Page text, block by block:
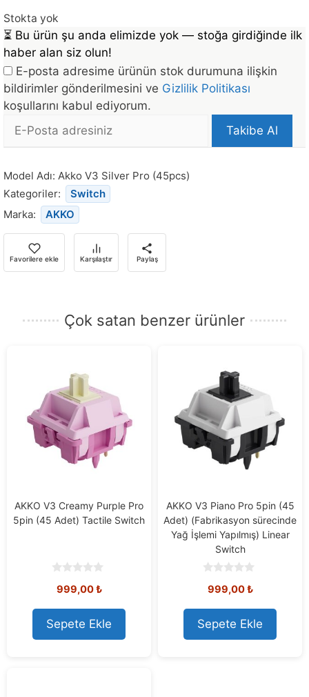
Stokta yok
⏳ Bu ürün şu anda elimizde yok — stoğa girdiğinde ilk
haber alan siz olun!
E-posta adresime ürünün stok durumuna ilişkin
bildirimler gönderilmesini ve Gizlilik Politikası
koşullarını kabul ediyorum.
posta
Takibe Al
ürün
stoğa
döndüğünde
bildirim
almak
için
e-
Model Adı: Akko V3 Silver Pro (45pcs)
Kategoriler:
Switch
Marka:
AKKO
Favorilere ekle Karşılaştır Paylaş
Çok satan benzer ürünler
AKKO V3 Creamy Purple Pro
5pin (45 Adet) Tactile Switch
o
t
o
f
5
999,00₺
Sepete Ekle
AKKO V3 Piano Pro 5pin (45
Adet) (Fabrikasyon sürecinde
Yağ İşlemi Yapılmış) Linear
Switch
o
t
o
f
5
999,00₺
Sepete Ekle